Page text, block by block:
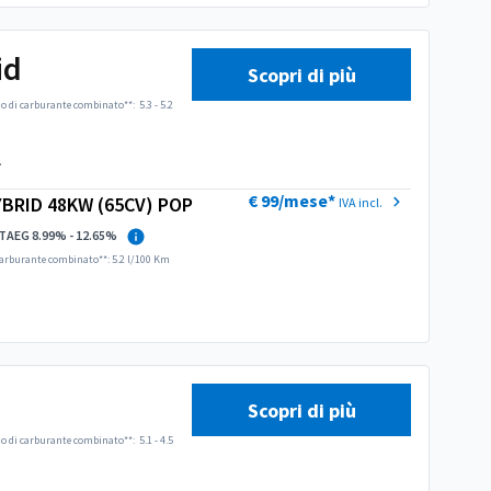
di carburante combinato**: 5.3 - 5.2
Scopri di più
48KW (65CV) POP
8.99% - 12.65%
combinato**: 5.2 l/100 Km
€ 99/mese* IVA incl.
stile
di carburante combinato**: 5.1 - 4.5
Scopri di più